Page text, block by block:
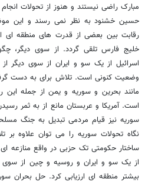
مبارک راضی نیستند و هنوز از تحولات
حسین خشنود به نظر نمی رسند و این
رقابت بین بعضی از قدرت های منطقه ای
خلیج فارس تلقی گردد. از سوی دیگر،
اسرائیل از یک سو و ایران از سوی دیگر
وضعیت کنونی است. تلاش برای به دست
مانند بحرین و سوریه و یمن از جمله این
است. آمریکا و عربستان مانع از به ثمر
سوریه نیز قیام مردمی تبدیل به جنگ
نگاه تحولات سوریه را می توان علاوه بر
ساختار حکومتی تک حزبی در واقع منازعه
از یک سو و ایران و روسیه و چین از سوی
بیشتر منطقه ای ارزیابی کرد. حل بحران